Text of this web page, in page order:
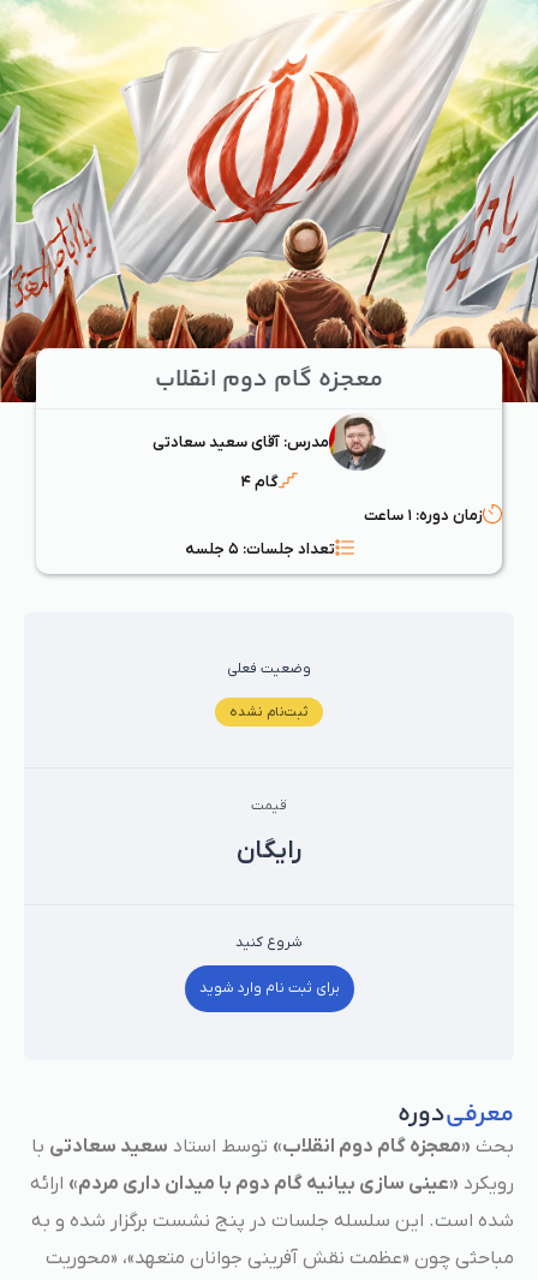
معجزه گام دوم انقلاب
مدرس: آقای سعید سعادتی
گام ۴
زمان دوره: ۱ ساعت
تعداد جلسات: ۵ جلسه
وضعیت فعلی
ثبت‌نام نشده
قیمت
رايگان
شروع کنید
برای ثبت نام وارد شوید
معرفیدوره
بحث «معجزه گام دوم انقلاب» توسط استاد سعید سعادتی با
رویکرد «عینی سازی بیانیه گام دوم با میدان داری مردم» ارائه
شده است. این سلسله جلسات در پنج نشست برگزار شده و به
مباحثی چون «عظمت نقش آفرینی جوانان متعهد»، «محوریت